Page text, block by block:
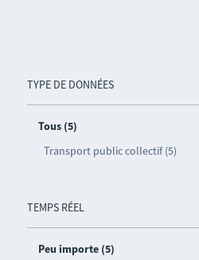
TYPE DE DONNÉES
Tous (5)
Transport public collectif (5)
TEMPS RÉEL
Peu importe (5)